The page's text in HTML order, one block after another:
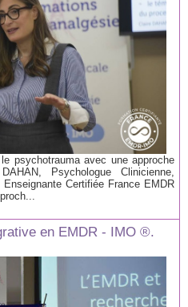
psychotrauma avec une approche
Psychologue Clinicienne,
Certifiée France EMDR
en EMDR - IMO ®.